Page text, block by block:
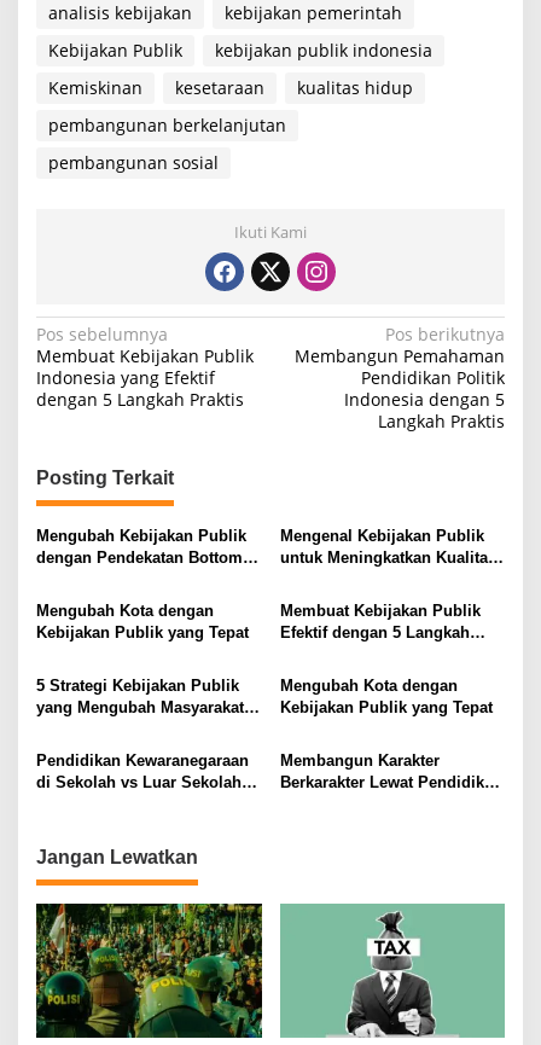
analisis kebijakan
kebijakan pemerintah
Kebijakan Publik
kebijakan publik indonesia
Kemiskinan
kesetaraan
kualitas hidup
pembangunan berkelanjutan
pembangunan sosial
Ikuti Kami
N
a
v
g
a
s
p
o
s
Pos sebelumnya
Membuat Kebijakan Publik
Indonesia yang Efektif
dengan 5 Langkah Praktis
Pos berikutnya
Membangun Pemahaman
Pendidikan Politik
Indonesia dengan 5
Langkah Praktis
Posting Terkait
Mengubah Kebijakan Publik
dengan Pendekatan Bottom-
Mengenal Kebijakan Publik
untuk Meningkatkan Kualitas
Mengubah Kota dengan
Kebijakan Publik yang Tepat
Membuat Kebijakan Publik
Efektif dengan 5 Langkah
5 Strategi Kebijakan Publik
yang Mengubah Masyarakat
Mengubah Kota dengan
Kebijakan Publik yang Tepat
Pendidikan Kewaranegaraan
di Sekolah vs Luar Sekolah
Membangun Karakter
Berkarakter Lewat Pendidikan
Jangan Lewatkan